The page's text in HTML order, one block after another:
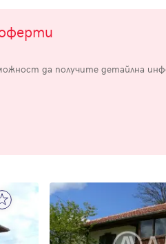
да получите детайлна